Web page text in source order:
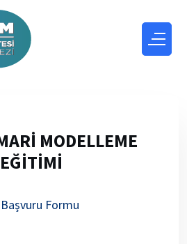
MODELLEME
EĞİTİMİ
Formu